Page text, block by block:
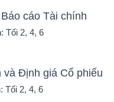
cáo Tài chính
Tối 2, 4, 6
và Định giá Cổ phiếu
Tối 2, 4, 6